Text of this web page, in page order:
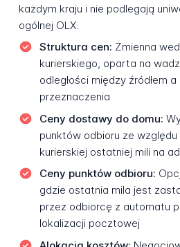
każdym kraju i nie podlegają
ogólnej OLX.
Struktura cen: Zmienna
kurierskiego, oparta na
odległości między źródłem
przeznaczenia
Ceny dostawy do domu:
punktów odbioru ze
kurierskiej ostatniej mili na
Ceny punktów odbioru:
gdzie ostatnia mila jest
przez odbiorcę z automatu
lokalizacji pocztowej